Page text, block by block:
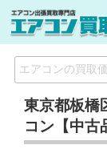
東京都板橋
コン【中古